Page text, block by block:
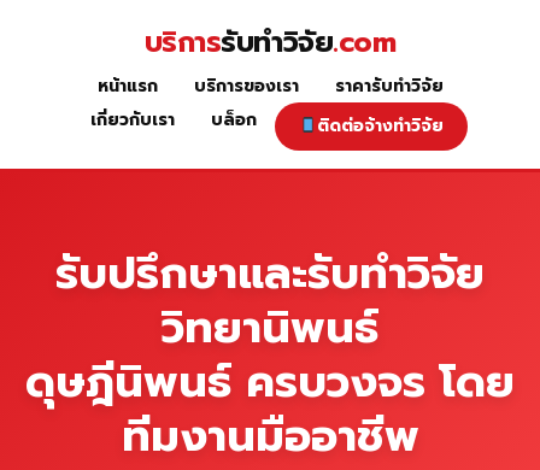
หน้าแรก
บริการรับทำวิจัย.com
หน้าแรก บริการของเรา
ราคารับทำวิจัย
เกี่ยวกับเรา
บล็อก ติดต่อจ้างทำวิจัย
รับปรึกษาและรับทำวิจัย
วิทยานิพนธ์
ดุษฎีนิพนธ์ ครบวงจร โดย
ทีมงานมืออาชีพ